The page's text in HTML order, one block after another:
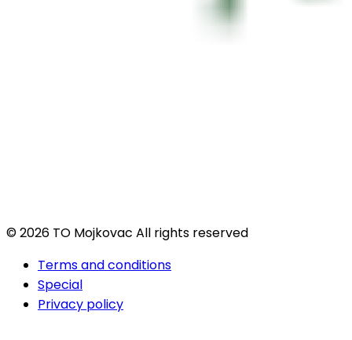
© 2026 TO Mojkovac All rights reserved
Terms and conditions
Special
Privacy policy